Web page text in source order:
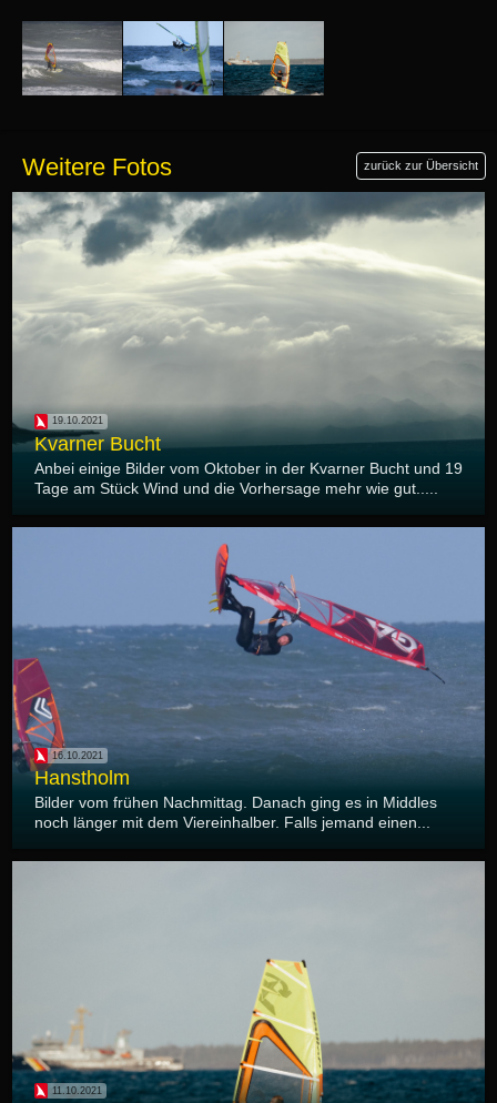
Weitere Fotos zurück zur Übersicht
19.10.2021
Kvarner Bucht
Anbei einige Bilder vom Oktober in der Kvarner Bucht und 19
Tage am Stück Wind und die Vorhersage mehr wie gut.....
16.10.2021
Hanstholm
Bilder vom frühen Nachmittag. Danach ging es in Middles
noch länger mit dem Viereinhalber. Falls jemand einen...
11.10.2021